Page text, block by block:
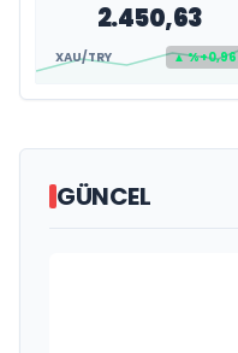
2.450,63
XAU/TRY ▲ %+0,96
GÜNCEL